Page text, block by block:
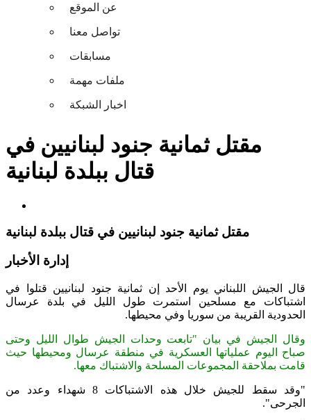
عن الموقع
تواصل معنا
مسابقات
ملفات مهمة
اخبار الشبكة
مقتل ثمانية جنود لبنانيين في
قتال ببلدة لبنانية
مقتل ثمانية جنود لبنانيين في قتال ببلدة لبنانية
إدارة الأخبار
قال الجيش اللبناني يوم الأحد إن ثمانية جنود لبنانيين قتلوا في
اشتباكات مع مسلحين استمرت طول الليل في بلدة عرسال
الحدودية القريبة من سوريا وفي محيطها.
وقال الجيش في بيان "تابعت وحدات الجيش طوال الليل وحتى
صباح اليوم عملياتها العسكرية في منطقة عرسال ومحيطها حيث
قامت بملاحقة المجموعات المسلحة والاشتباك معها.
"وقد سقط للجيش خلال هذه الاشتباكات 8 شهداء وعدد من
الجرحى".